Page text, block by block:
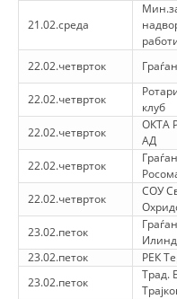
ЕДУКАТИВНО
21.02.среда
22.02.четврток
22.02.четврток
клуб
22.02.четврток
ОКТА
АД
22.02.четврток
22.02.четврток
СОУ
23.02.петок
23.02.петок
РЕК
23.02.петок
Трад.